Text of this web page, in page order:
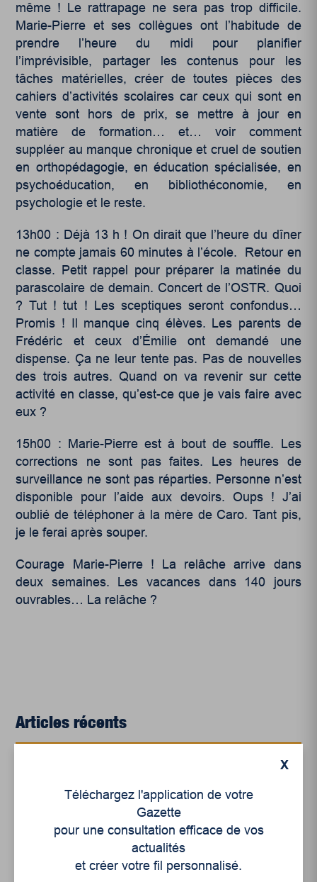
même ! Le rattrapage ne sera pas trop difficile.
Marie-Pierre et ses collègues ont l’habitude de
prendre l’heure du midi pour planifier
l’imprévisible, partager les contenus pour les
tâches matérielles, créer de toutes pièces des
cahiers d’activités scolaires car ceux qui sont en
vente sont hors de prix, se mettre à jour en
matière de formation… et… voir comment
suppléer au manque chronique et cruel de soutien
en orthopédagogie, en éducation spécialisée, en
psychoéducation, en bibliothéconomie, en
psychologie et le reste.
13h00 : Déjà 13 h ! On dirait que l’heure du dîner
ne compte jamais 60 minutes à l’école. Retour en
classe. Petit rappel pour préparer la matinée du
parascolaire de demain. Concert de l’OSTR. Quoi
? Tut ! tut ! Les sceptiques seront confondus…
Promis ! Il manque cinq élèves. Les parents de
Frédéric et ceux d’Émilie ont demandé une
dispense. Ça ne leur tente pas. Pas de nouvelles
des trois autres. Quand on va revenir sur cette
activité en classe, qu’est-ce que je vais faire avec
eux ?
15h00 : Marie-Pierre est à bout de souffle. Les
corrections ne sont pas faites. Les heures de
surveillance ne sont pas réparties. Personne n’est
disponible pour l’aide aux devoirs. Oups ! J’ai
oublié de téléphoner à la mère de Caro. Tant pis,
je le ferai après souper.
Courage Marie-Pierre ! La relâche arrive dans
deux semaines. Les vacances dans 140 jours
ouvrables… La relâche ?
Articles récents
régionale
Le sport professionnel féminin : en mouvement,
X
Téléchargez l'application de votre
Gazette
pour une consultation efficace de vos
actualités
et créer votre fil personnalisé.